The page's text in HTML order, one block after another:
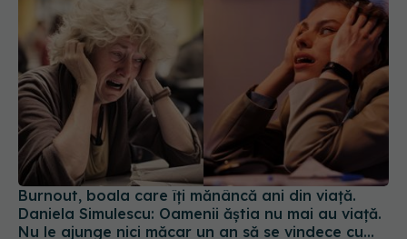
Burnout, boala care îți mănâncă ani din viață.
Daniela Simulescu: Oamenii ăștia nu mai au viață.
Nu le ajunge nici măcar un an să se vindece cu
adevărat
16 iun 2024, 12:50